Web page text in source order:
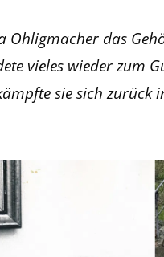
das
vieles wieder zum
sie sich zurück